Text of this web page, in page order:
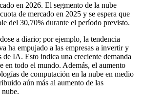
en 2026. El segmento de la nube
de mercado en 2025 y se espera que
del 30,70% durante el período previsto.
a diario; por ejemplo, la tendencia
ha empujado a las empresas a invertir y
de IA. Esto indica una creciente demanda
en todo el mundo. Además, el aumento
de computación en la nube en medio
aún más al aumento de las